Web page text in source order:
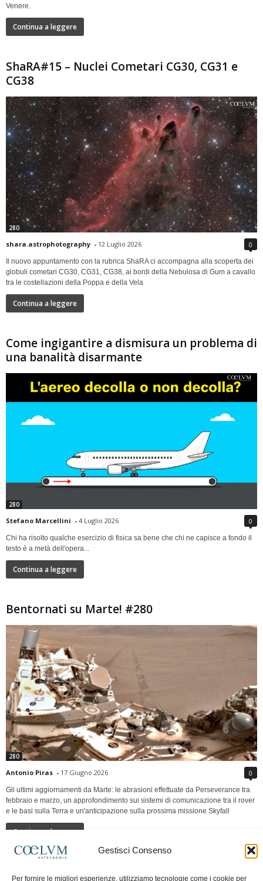
Gestisci Consenso
Per fornire le migliori esperienze, utilizziamo tecnologie come i cookie per
Venere.
Continua a leggere
ShaRA#15 – Nuclei Cometari CG30, CG31 e
CG38
280
shara.astrophotography - 12 Luglio 2026 0
Il nuovo appuntamento con la rubrica ShaRA ci accompagna alla scoperta dei
globuli cometari CG30, CG31, CG38, ai bordi della Nebulosa di Gum a cavallo
tra le costellazioni della Poppa e della Vela
Continua a leggere
Come ingigantire a dismisura un problema di
una banalità disarmante
280
Stefano Marcellini - 4 Luglio 2026 0
Chi ha risolto qualche esercizio di fisica sa bene che chi ne capisce a fondo il
testo è a metà dell'opera...
Continua a leggere
Bentornati su Marte! #280
280
Antonio Piras - 17 Giugno 2026 0
Gli ultimi aggiornamenti da Marte: le abrasioni effettuate da Perseverance tra
febbraio e marzo, un approfondimento sui sistemi di comunicazione tra il rover
e le basi sulla Terra e un'anticipazione sulla prossima missione Skyfall
Continua a leggere